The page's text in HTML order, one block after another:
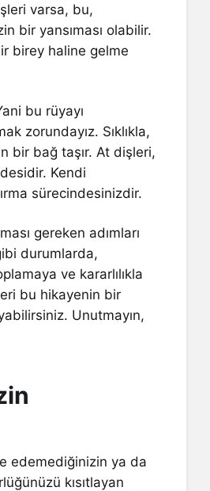
varsa, bu,
bir yansıması olabilir.
birey haline gelme
bu rüyayı
zorundayız. Sıklıkla,
bir bağ taşır. At dişleri,
Kendi
sürecindesinizdir.
gereken adımları
durumlarda,
ve kararlılıkla
bu hikayenin bir
Unutmayın,
edemediğinizin ya da
kısıtlayan